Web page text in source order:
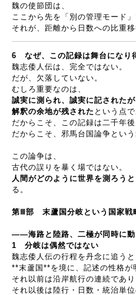
魏の使節団は、
ここから先を「別の管理モード」
それが、距離から日数への比重
6 なぜ、この記録は舞台になり
魏志倭人伝は、完全ではない。
だが、欠落していない。
むしろ重要なのは、
誠実に測られ、誠実に記されたが
解釈の余地が残された という点で
だからこそ、この記録は二千年後
だからこそ、邪馬台国論争という
この論争は、
古代の誤りを暴く場ではない。
人間がどのように世界を測ろう
る。
第Ⅲ部 末蘆国分岐という国家戦
――海路と陸路、二極が同時に
1 分岐は偶然ではない
魏志倭人伝の行程を丹念に追うと
**末蘆国**を境に、記述の性格が
それ以前は沿岸航行の連続であり
それ以後は陸行・日数・統治単位